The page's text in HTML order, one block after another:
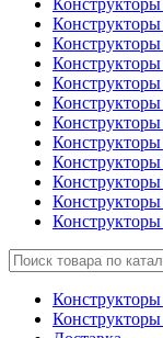
Конструкторы
Конструкторы